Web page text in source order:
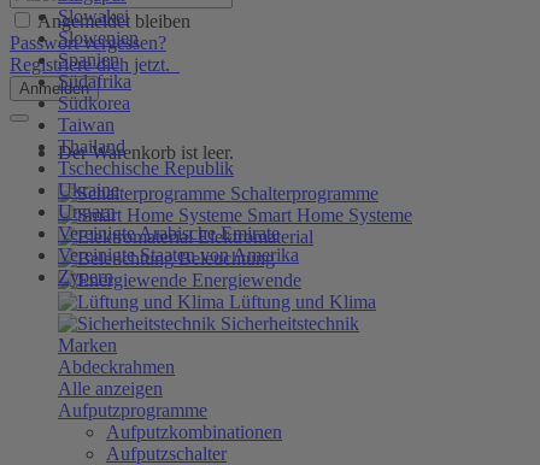
Slowakei
Slowenien
Spanien
Südafrika
Südkorea
Taiwan
Thailand
Tschechische Republik
Ukraine
Ungarn
Vereinigte Arabische Emirate
Vereinigte Staaten von Amerika
Zypern
Angemeldet bleiben
Passwort vergessen?
Registriere dich jetzt.
Anmelden
Der Warenkorb ist leer.
Schalterprogramme
Smart Home Systeme
Elektromaterial
Beleuchtung
Energiewende
Lüftung und Klima
Sicherheitstechnik
Marken
Abdeckrahmen
Alle anzeigen
Aufputzprogramme
Aufputzkombinationen
Aufputzschalter